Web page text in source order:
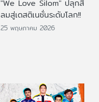
"We Love Silom" ปลุกสี
ลมสู่เดสติเนชั่นระดับโลก!!
25 พฤษภาคม 2026